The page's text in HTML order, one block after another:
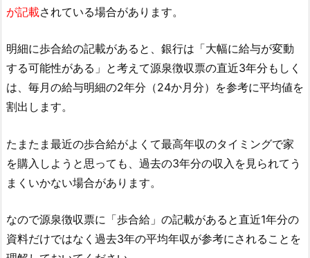
が記載されている場合があります。
明細に歩合給の記載があると、銀行は「大幅に給与が変動
する可能性がある」と考えて源泉徴収票の直近3年分もしく
は、毎月の給与明細の2年分（24か月分）を参考に平均値を
割出します。
たまたま最近の歩合給がよくて最高年収のタイミングで家
を購入しようと思っても、過去の3年分の収入を見られてう
まくいかない場合があります。
なので源泉徴収票に「歩合給」の記載があると直近1年分の
資料だけではなく過去3年の平均年収が参考にされることを